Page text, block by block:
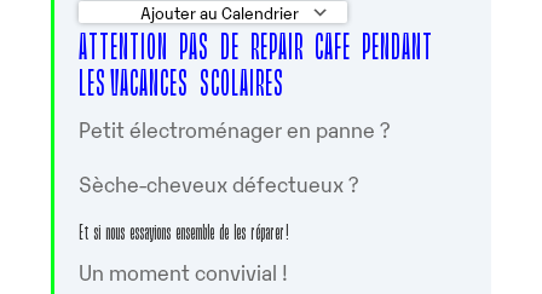
Ajouter au Calendrier
Télécharger ICS Calendrier Google
ATTENTION PAS DE REPAIR CAFE PENDANT
LES VACANCES SCOLAIRES
Petit électroménager en panne ?
Sèche-cheveux défectueux ?
Et si nous essayions ensemble de les réparer !
Un moment convivial !